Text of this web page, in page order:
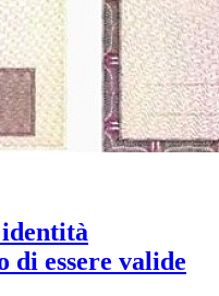
di essere valide